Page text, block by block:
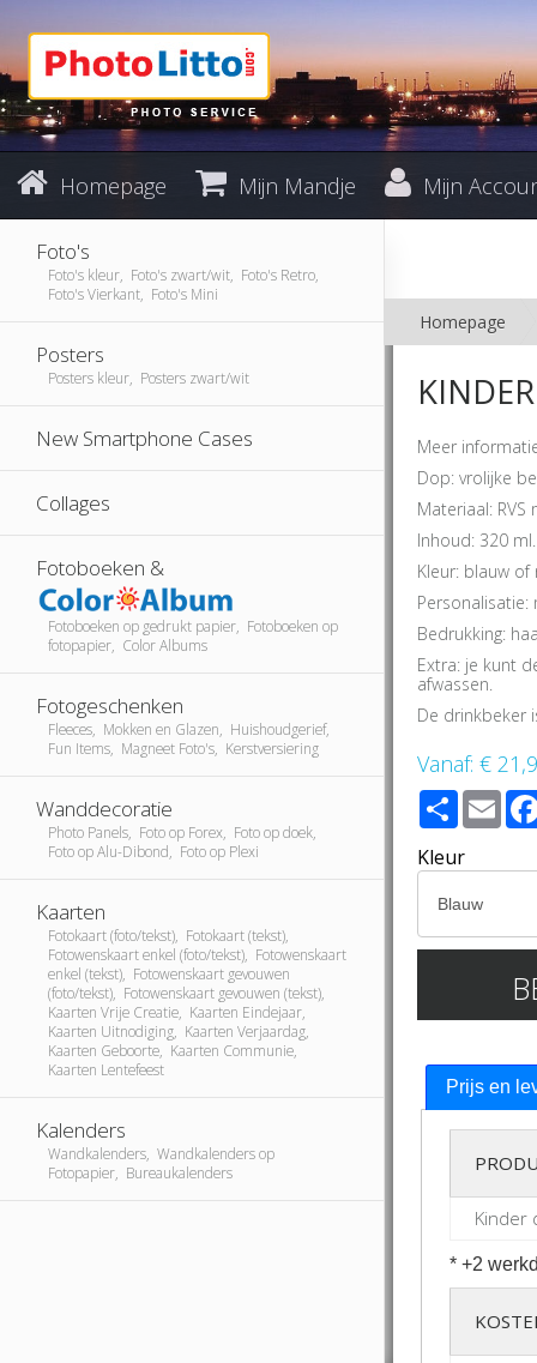
Homepage Mijn Mandje Mijn
Foto's
Foto's kleur, Foto's zwart/wit, Foto's Retro,
Foto's Vierkant, Foto's Mini
Posters
Posters kleur, Posters zwart/wit
New Smartphone Cases
Collages
Fotoboeken &
Fotoboeken op gedrukt papier, Fotoboeken op
fotopapier, Color Albums
Fotogeschenken
Fleeces, Mokken en Glazen, Huishoudgerief,
Fun Items, Magneet Foto's, Kerstversiering
Wanddecoratie
Photo Panels, Foto op Forex, Foto op doek,
Foto op Alu-Dibond, Foto op Plexi
Kaarten
Fotokaart (foto/tekst), Fotokaart (tekst),
Fotowenskaart enkel (foto/tekst), Fotowenskaart
enkel (tekst), Fotowenskaart gevouwen
(foto/tekst), Fotowenskaart gevouwen (tekst),
Kaarten Vrije Creatie, Kaarten Eindejaar,
Kaarten Uitnodiging, Kaarten Verjaardag,
Kaarten Geboorte, Kaarten Communie,
Kaarten Lentefeest
Kalenders
Wandkalenders, Wandkalenders op
Fotopapier, Bureaukalenders
Homepage
Meer
Dop: vrolijke
Materiaal:
Inhoud: 320 ml.
Kleur: blauw of
Bedrukking:
Extra: je kunt
afwassen.
De drinkbeker
Vanaf:€
Share
Kleur
Prijs en
Kinder
* +2